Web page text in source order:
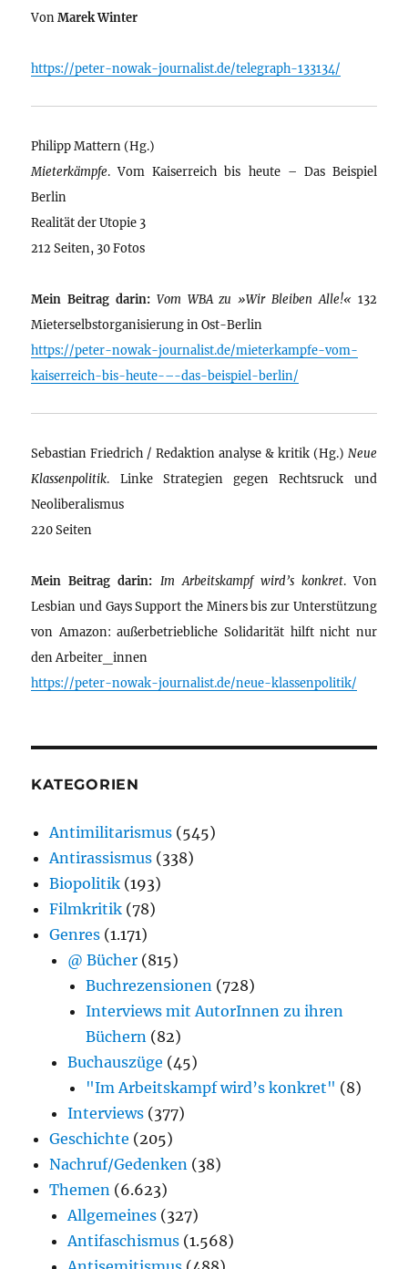
VonMarek Winter
https://peter-nowak-journalist.de/telegraph-133134/
Philipp Mattern (Hg.)
Mieterkämpfe. Vom Kaiserreich bis heute – Das Beispiel
Berlin
Realität der Utopie 3
212 Seiten, 30 Fotos
Mein Beitrag darin: Vom WBA zu »Wir Bleiben Alle!« 132
Mieterselbstorganisierung in Ost-Berlin
https://peter-nowak-journalist.de/mieterkampfe-vom-
kaiserreich-bis-heute-–-das-beispiel-berlin/
Sebastian Friedrich / Redaktion analyse & kritik (Hg.) Neue
Klassenpolitik. Linke Strategien gegen Rechtsruck und
Neoliberalismus
220 Seiten
Mein Beitrag darin: Im Arbeitskampf wird’s konkret. Von
Lesbian und Gays Support the Miners bis zur Unterstützung
von Amazon: außerbetriebliche Solidarität hilft nicht nur
den Arbeiter_innen
https://peter-nowak-journalist.de/neue-klassenpolitik/
KATEGORIEN
Antimilitarismus (545)
Antirassismus (338)
Biopolitik (193)
Filmkritik (78)
Genres (1.171)
@ Bücher (815)
Buchrezensionen (728)
Interviews mit AutorInnen zu ihren
Büchern (82)
Buchauszüge (45)
"Im Arbeitskampf wird’s konkret" (8)
Interviews (377)
Geschichte (205)
Nachruf/Gedenken (38)
Themen (6.623)
Allgemeines (327)
Antifaschismus (1.568)